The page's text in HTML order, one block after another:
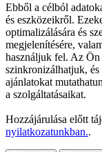
Ebből a célból
és eszközeikről.
optimalizálására és
megjelenítésére,
használjuk fel. Az
szinkronizálhatjuk,
ajánlatokat
a szolgáltatásaikat.
Hozzájárulása előtt
nyilatkozatunkban..